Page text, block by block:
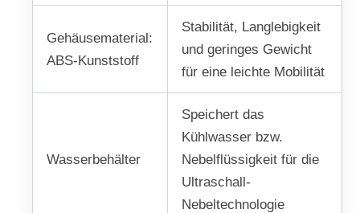
Gehäusematerial:
ABS-Kunststoff
Stabilität, Langlebigkeit
und geringes Gewicht
für eine leichte Mobilität
Wasserbehälter
Speichert das
Kühlwasser bzw.
Nebelflüssigkeit für die
Ultraschall-
Nebeltechnologie